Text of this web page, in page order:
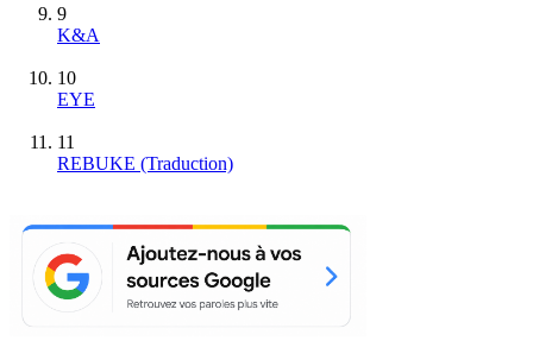
9
K&A
10
EYE
11
REBUKE (Traduction)